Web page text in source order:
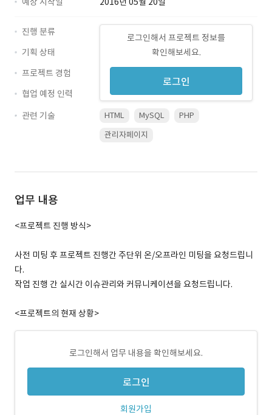
로그인해서 프로젝트 정보를
확인해보세요.
로그인
진행 분류
기획 상태
프로젝트 경험
협업 예정 인력
관련 기술
HTML MySQL
PHP
관리자페이지
업무 내용
<프로젝트 진행 방식>
사전 미팅 후 프로젝트 진행간 주단위 온/오프라인 미팅을 요청드립니
다.
작업 진행 간 실시간 이슈관리와 커뮤니케이션을 요청드립니다.
<프로젝트의 현재 상황>
로그인해서 업무 내용을 확인해보세요.
로그인
회원가입